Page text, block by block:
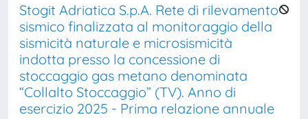
Stogit Adriatica S.p.A. Rete di rilevamento
sismico finalizzata al monitoraggio della
sismicità naturale e microsismicità
indotta presso la concessione di
stoccaggio gas metano denominata
“Collalto Stoccaggio” (TV). Anno di
esercizio 2025 - Prima relazione annuale